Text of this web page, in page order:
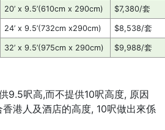
20’ x 9.5’(610cm x 290cm) $7,380/套
24’ x 9.5’(732cm x290cm) $8,538/套
32’ x 9.5’(975cm x 290cm) $9,988/套
9.5呎高,而不提供10呎高度, 原因
港人及酒店的高度, 10呎做出來係